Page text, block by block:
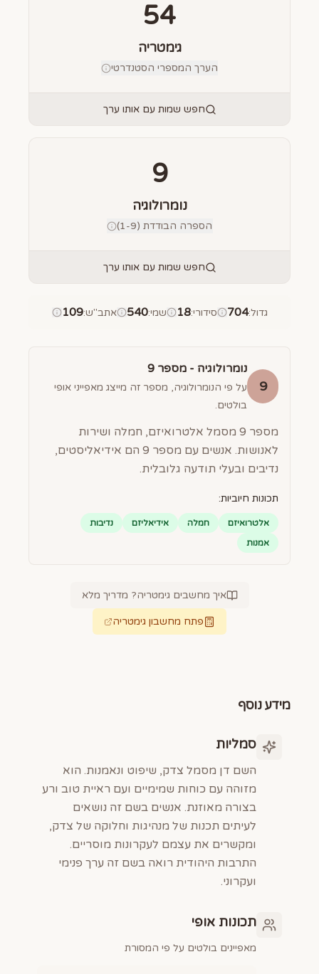
54
גימטריה
הערך המספרי הסטנדרטי
חפש שמות עם אותו ערך
9
נומרולוגיה
הספרה הבודדת (1-9)
חפש שמות עם אותו ערך
גדול:
704 סידורי:
18 שמי:
540 אתב"ש:
109
9
נומרולוגיה - מספר 9
על פי הנומרולוגיה, מספר זה מייצג מאפייני אופי
בולטים.
מספר 9 מסמל אלטרואיזם, חמלה ושירות
לאנושות. אנשים עם מספר 9 הם אידיאליסטים,
נדיבים ובעלי תודעה גלובלית.
תכונות חיוביות:
אלטרואיזם חמלה אידיאליזם
נדיבות
אמנות
איך מחשבים גימטריה? מדריך מלא
פתח מחשבון גימטריה
מידע נוסף
סמליות
השם דן מסמל צדק, שיפוט ונאמנות. הוא
מזוהה עם כוחות שמימיים ועם ראיית טוב ורע
בצורה מאוזנת. אנשים בשם זה נושאים
לעיתים תכנות של מנהיגות וחלוקה של צדק,
ומקשרים את עצמם לעקרונות מוסריים.
התרבות היהודית רואה בשם זה ערך פנימי
ועקרוני.
תכונות אופי
מאפיינים בולטים על פי המסורת